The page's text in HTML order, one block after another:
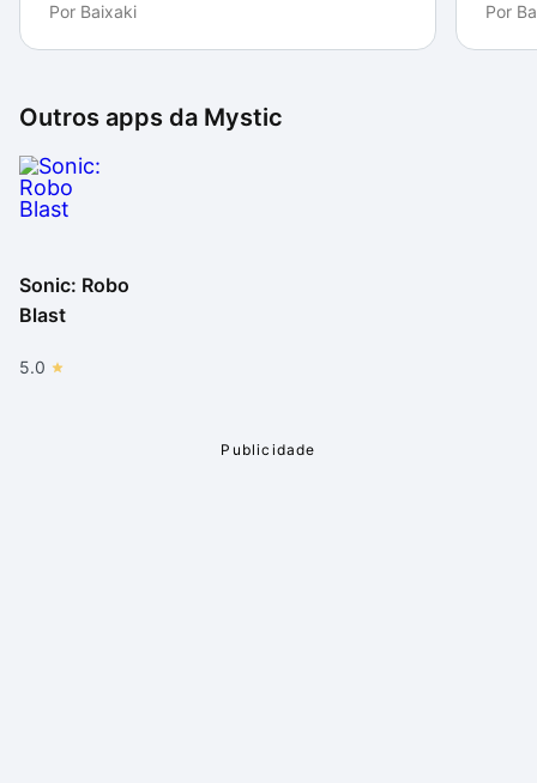
Por Baixaki Por
Outros apps da Mystic
Sonic: Robo
Blast
5.0